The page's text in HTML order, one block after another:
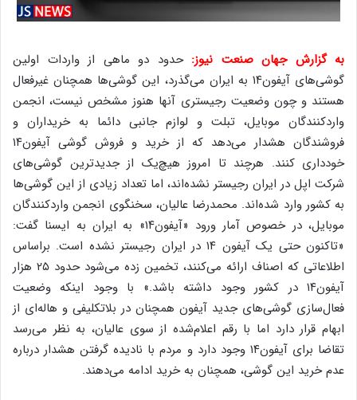
به گزارش جهان صنعت نیوز: حدود دو ماهی از واردات اولین
گوشی‌های آیفون۱۴ به ایران می‌گذرد، این گوشی‌ها همچنان غیرفعال
هستند و چون وضعیت رجیستری آنها هنوز مشخص نیست، انجمن
واردکنندگان موبایل، تبلت و لوازم جانبی دائما به خریداران و
فروشندگان هشدار می‌دهد که از خرید و فروش گوشی آیفون۱۴
خودداری کنند. هرچند تا امروز هیچ‌یک از جدیدترین گوشی‌های
شرکت اپل در ایران رجیستر نشده‌اند، اما تعداد زیادی از این گوشی‌ها
به کشور وارد شده‌اند. محمدرضا عالیان، سخنگوی انجمن واردکنندگان
موبایل، در خصوص آمار ورود «آیفون۱۴» به ایران به ایسنا گفت:
«تاکنون حتی یک آیفون ۱۴ در ایران رجیستر نشده است. براساس
اطلاعاتی که اصناف ارائه می‌کنند، تخمین زده می‌شود حدود ۲۵ هزار
آیفون۱۴ در کشور وجود داشته باشد.» با وجود اینکه وضعیت
فعال‌سازی گوشی‌های جدید آیفون همچنان در بلاتکلیفی و‌ هاله‌ای از
ابهام قرار دارد اما با رقم اعلام‌شده از سوی عالیان، به نظر می‌رسد
تقاضا برای آیفون۱۴ وجود دارد و مردم با نادیده گرفتن هشدار درباره
عدم خرید این گوشی، همچنان به خرید ادامه می‌دهند.